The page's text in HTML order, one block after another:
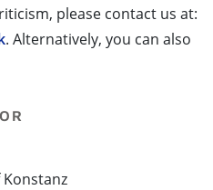
please contact us at:
. Alternatively, you can also